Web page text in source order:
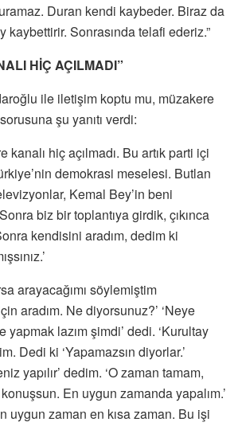
Duran kendi kaybeder. Biraz da
kaybettirir. Sonrasında telafi ederiz.”
HİÇ AÇILMADI”
ile iletişim koptu mu, müzakere
şu yanıtı verdi:
kanalı hiç açılmadı. Bu artık parti içi
demokrasi meselesi. Butlan
Kemal Bey’in beni
biz bir toplantıya girdik, çıkınca
kendisini aradım, dedim ki
arayacağımı söylemiştim
aradım. Ne diyorsunuz?’ ‘Neye
yapmak lazım şimdi’ dedi. ‘Kurultay
Dedi ki ‘Yapamazsın diyorlar.’
yapılır’ dedim. ‘O zaman tamam,
En uygun zamanda yapalım.’
uygun zaman en kısa zaman. Bu işi